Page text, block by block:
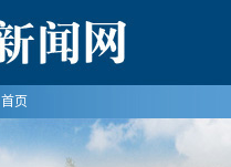
首页